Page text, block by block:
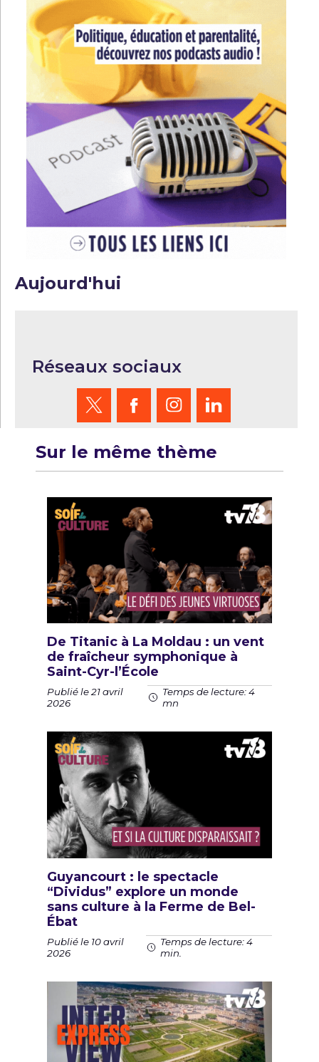
Aujourd'hui
Réseaux sociaux
Sur le même thème
De Titanic à La Moldau : un vent
de fraîcheur symphonique à
Saint-Cyr-l’École
Publié le 21 avril
2026
Temps de lecture: 4
mn
Guyancourt : le spectacle
“Dividus” explore un monde
sans culture à la Ferme de Bel-
Ébat
Publié le 10 avril
2026
Temps de lecture: 4
min.